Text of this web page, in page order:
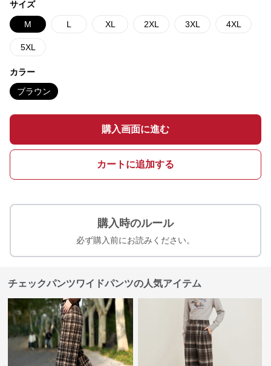
サイズ
M L XL 2XL 3XL 4XL
5XL
カラー
ブラウン
購入画面に進む
カートに追加する
購入時のルール
必ず購入前にお読みください。
チェックパンツワイドパンツの人気アイテム